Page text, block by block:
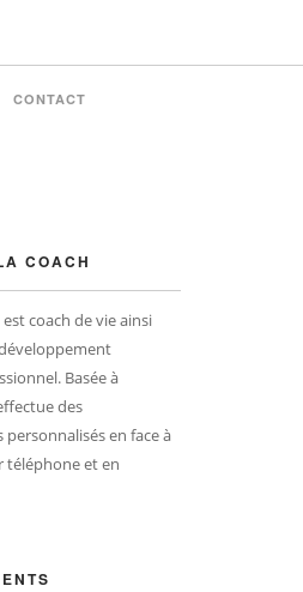
CONTACT
COACH
coach de vie ainsi
Basée à
des
en face à
téléphone et en